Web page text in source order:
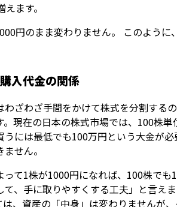
ます。
円のまま変わりません。 このよう
入代金の関係
わざわざ手間をかけて株式を分割する
。現在の日本の株式市場では、100株
うには最低でも100万円という大金が
せん。
って1株が1000円になれば、100株で
て、手に取りやすくする工夫」と言え
は、資産の「中身」は変わりませんが